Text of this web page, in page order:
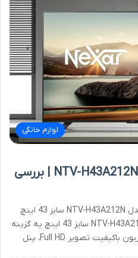
لوازم خانگی
تلویزیون نکسار 43 اینچ NTV-H43A212N | بررسی
بررسی تلویزیون ال ای دی نکسار مدل NTV-H43A212N سایز 43 اینچ
تلویزیون ال ای دی نکسار مدل NTV-H43A212N سایز 43 اینچ یه گزینه
عالی برای کساییه که دنبال یه تلویزیون باکیفیت تصویر Full HD، پنل